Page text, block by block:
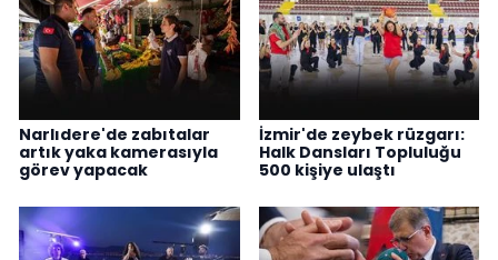
Narlıdere'de zabıtalar
artık yaka kamerasıyla
görev yapacak
İzmir'de zeybek rüzgarı:
Halk Dansları Topluluğu
500 kişiye ulaştı